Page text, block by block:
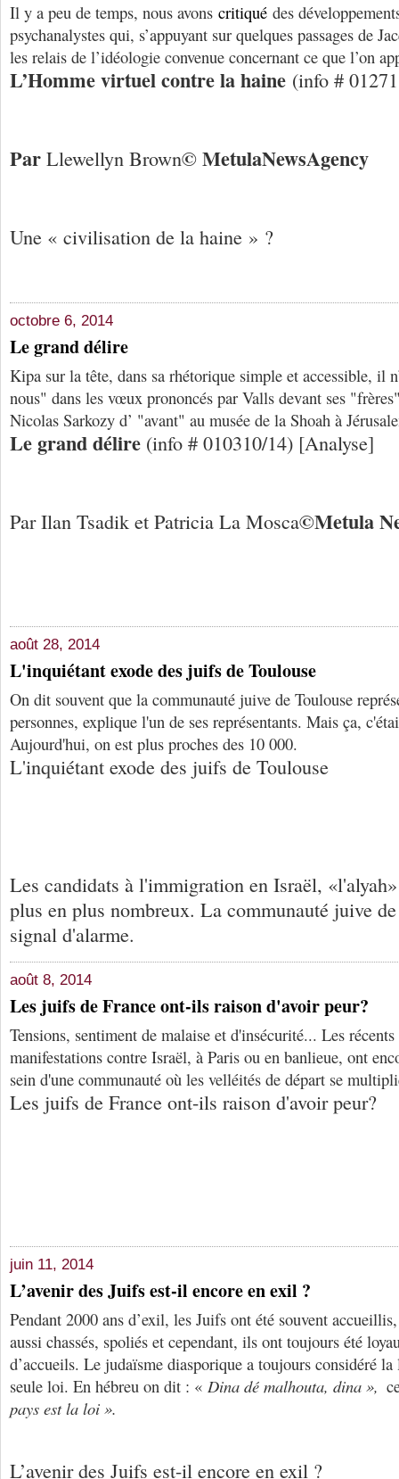
Il y a peu de temps, nous avons critiqué des
psychanalystes qui, s’appuyant sur quelques passages de
les relais de l’idéologie convenue concernant ce que l’on
L’Homme virtuel contre la haine (info #
Par Llewellyn Brown© MetulaNewsAgency
Une « civilisation de la haine » ?
octobre 6, 2014
Le grand délire
Kipa sur la tête, dans sa rhétorique simple et accessible, il
nous" dans les vœux prononcés par Valls devant ses
Nicolas Sarkozy d’ "avant" au musée de la Shoah à
Le grand délire (info # 010310/14) [Analyse]
Par Ilan Tsadik et Patricia La Mosca©MetulaN
août 28, 2014
L'inquiétant exode des juifs de Toulouse
On dit souvent que la communauté juive de Toulouse
personnes, explique l'un de ses représentants. Mais ça,
Aujourd'hui, on est plus proches des 10 000.
L'inquiétant exode des juifs de Toulouse
Les candidats à l'immigration en Israël,
plus en plus nombreux. La communauté juive
signal d'alarme.
août 8, 2014
Les juifs de France ont-ils raison d'avoir peur?
Tensions, sentiment de malaise et d'insécurité... Les
manifestations contre Israël, à Paris ou en banlieue, ont
sein d'une communauté où les velléités de départ se
Les juifs de France ont-ils raison d'avoir peur?
juin 11, 2014
L’avenir des Juifs est-il encore en exil ?
Pendant 2000 ans d’exil, les Juifs ont été souvent
aussi chassés, spoliés et cependant, ils ont toujours été
d’accueils. Le judaïsme diasporique a toujours considéré
seule loi. En hébreu on dit : « Dina dé malhouta, dina »,
pays est la loi ».
L’avenir des Juifs est-il encore en exil ?